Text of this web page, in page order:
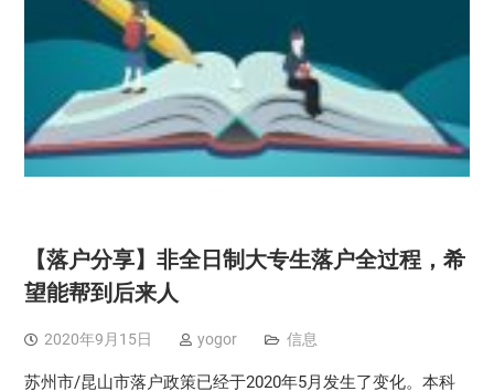
【落户分享】非全日制大专生落户全过程，希
望能帮到后来人
2020年9月15日 yogor 信息
苏州市/昆山市落户政策已经于2020年5月发生了变化。本科